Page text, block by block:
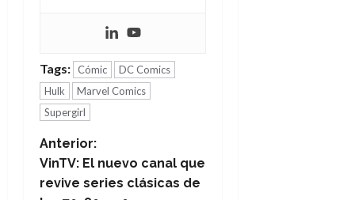
Tags: Cómic
DC Comics
Hulk
Marvel Comics
Supergirl
N
a
Anterior:
VinTV: El nuevo canal que
revive series clásicas de